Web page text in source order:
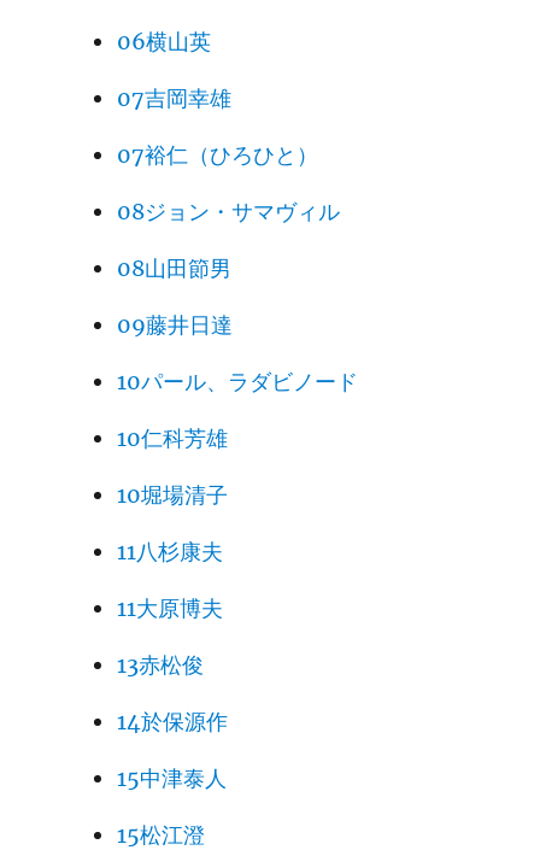
06横山英
07吉岡幸雄
07裕仁（ひろひと）
08ジョン・サマヴィル
08山田節男
09藤井日達
10パール、ラダビノード
10仁科芳雄
10堀場清子
11八杉康夫
11大原博夫
13赤松俊
14於保源作
15中津泰人
15松江澄